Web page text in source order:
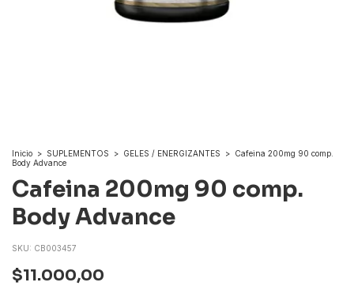
Inicio > SUPLEMENTOS > GELES / ENERGIZANTES > Cafeina 200mg 90 comp.
Body Advance
Cafeina 200mg 90 comp.
Body Advance
SKU: CB003457
$11.000,00